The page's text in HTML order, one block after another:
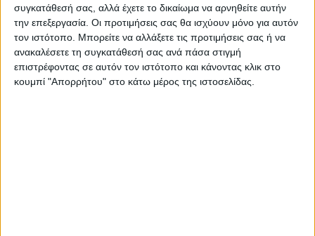
συγκατάθεσή σας, αλλά έχετε το δικαίωμα να αρνηθείτε αυτήν
την επεξεργασία. Οι προτιμήσεις σας θα ισχύουν μόνο για αυτόν
τον ιστότοπο. Μπορείτε να αλλάξετε τις προτιμήσεις σας ή να
ανακαλέσετε τη συγκατάθεσή σας ανά πάσα στιγμή
επιστρέφοντας σε αυτόν τον ιστότοπο και κάνοντας κλικ στο
κουμπί "Απορρήτου" στο κάτω μέρος της ιστοσελίδας.